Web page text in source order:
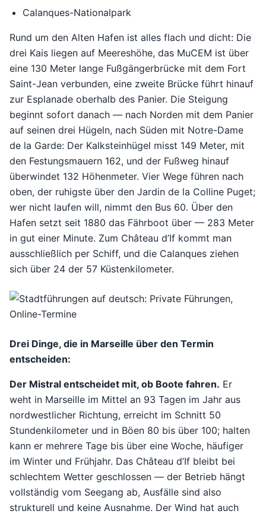
Calanques-Nationalpark
Rund um den Alten Hafen ist alles flach und dicht: Die
drei Kais liegen auf Meereshöhe, das MuCEM ist über
eine 130 Meter lange Fußgängerbrücke mit dem Fort
Saint-Jean verbunden, eine zweite Brücke führt hinauf
zur Esplanade oberhalb des Panier. Die Steigung
beginnt sofort danach — nach Norden mit dem Panier
auf seinen drei Hügeln, nach Süden mit Notre-Dame
de la Garde: Der Kalksteinhügel misst 149 Meter, mit
den Festungsmauern 162, und der Fußweg hinauf
überwindet 132 Höhenmeter. Vier Wege führen nach
oben, der ruhigste über den Jardin de la Colline Puget;
wer nicht laufen will, nimmt den Bus 60. Über den
Hafen setzt seit 1880 das Fährboot über — 283 Meter
in gut einer Minute. Zum Château d’If kommt man
ausschließlich per Schiff, und die Calanques ziehen
sich über 24 der 57 Küstenkilometer.
Drei Dinge, die in Marseille über den Termin
entscheiden:
Der Mistral entscheidet mit, ob Boote fahren. Er
weht in Marseille im Mittel an 93 Tagen im Jahr aus
nordwestlicher Richtung, erreicht im Schnitt 50
Stundenkilometer und in Böen 80 bis über 100; halten
kann er mehrere Tage bis über eine Woche, häufiger
im Winter und Frühjahr. Das Château d’If bleibt bei
schlechtem Wetter geschlossen — der Betrieb hängt
vollständig vom Seegang ab, Ausfälle sind also
strukturell und keine Ausnahme. Der Wind hat auch